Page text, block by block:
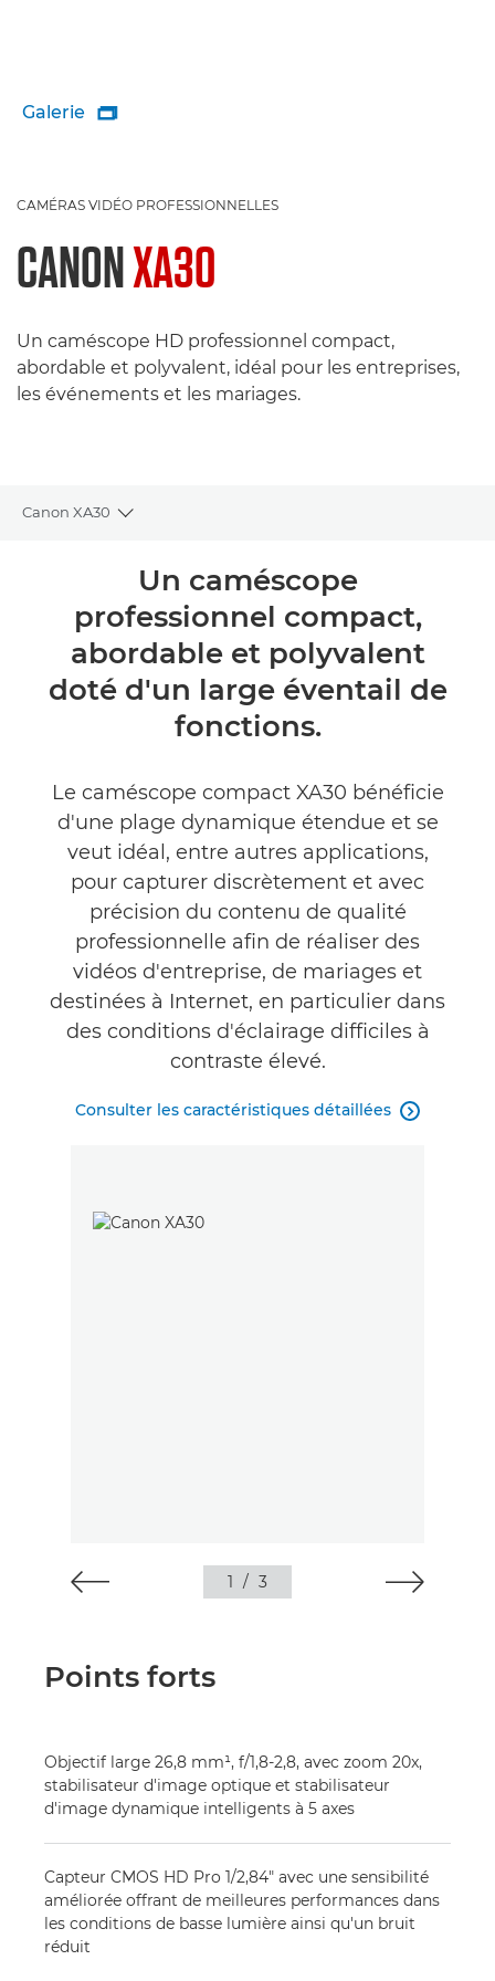
Galerie 
CAMÉRAS VIDÉO PROFESSIONNELLES
CANONXA30
Un caméscope HD professionnel compact,
abordable et polyvalent, idéal pour les entreprises,
les événements et les mariages.
Canon XA30
Toggle breadcrumbs
Caractéristiques
Commentaires
Un caméscope
professionnel compact,
abordable et polyvalent
doté d'un large éventail de
fonctions.
Le caméscope compact XA30 bénéficie
d'une plage dynamique étendue et se
veut idéal, entre autres applications,
pour capturer discrètement et avec
précision du contenu de qualité
professionnelle afin de réaliser des
vidéos d'entreprise, de mariages et
destinées à Internet, en particulier dans
des conditions d'éclairage difficiles à
contraste élevé.
Consulter les caractéristiques détaillées 
1 / 3
Points forts
Objectif large 26,8 mm¹, f/1,8-2,8, avec zoom 20x,
stabilisateur d'image optique et stabilisateur
d'image dynamique intelligents à 5 axes
Capteur CMOS HD Pro 1/2,84" avec une sensibilité
améliorée offrant de meilleures performances dans
les conditions de basse lumière ainsi qu'un bruit
réduit